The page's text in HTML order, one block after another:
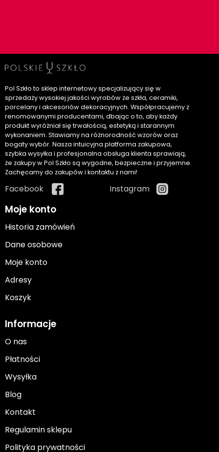
Pol Szkło to sklep internetowy specjalizujący się w
sprzedaży wysokiej jakości wyrobów ze szkła, ceramiki,
porcelany i akcesoriów dekoracyjnych. Współpracujemy z
renomowanymi producentami, dbając o to, aby każdy
produkt wyróżniał się trwałością, estetyką i starannym
wykonaniem. Stawiamy na różnorodność wzorów oraz
bogaty wybór. Nasza intuicyjna platforma zakupowa,
szybka wysyłka i profesjonalna obsługa klienta sprawiają,
że zakupy w Pol Szkło są wygodne, bezpieczne i przyjemne.
Zachęcamy do zakupów i kontaktu z nami!
Facebook Instagram
Moje konto
Historia zamówień
Dane osobowe
Moje konto
Adresy
Koszyk
Informacje
O nas
Płatności
Wysyłka
Blog
Kontakt
Regulamin sklepu
Polityka prywatności